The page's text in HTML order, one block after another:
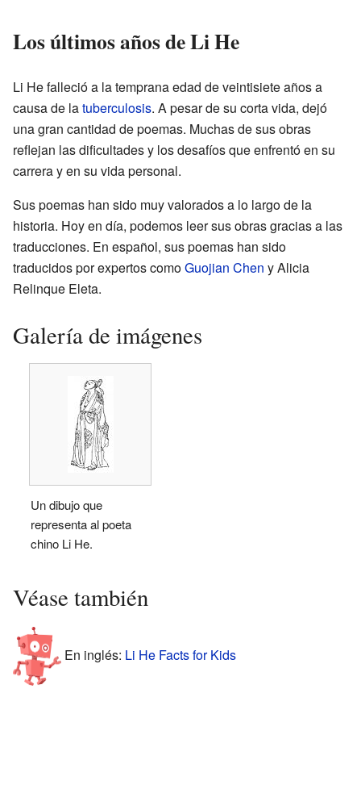
Los últimos años de Li He
Li He falleció a la temprana edad de veintisiete años a
causa de latuberculosis. A pesar de su corta vida, dejó
una gran cantidad de poemas. Muchas de sus obras
reflejan las dificultades y los desafíos que enfrentó en su
carrera y en su vida personal.
Sus poemas han sido muy valorados a lo largo de la
historia. Hoy en día, podemos leer sus obras gracias a las
traducciones. En español, sus poemas han sido
traducidos por expertos comoGuojian Chen y Alicia
Relinque Eleta.
Galería de imágenes
Un dibujo que
representa al poeta
chino Li He.
Véase también
En inglés: Li He Facts for Kids